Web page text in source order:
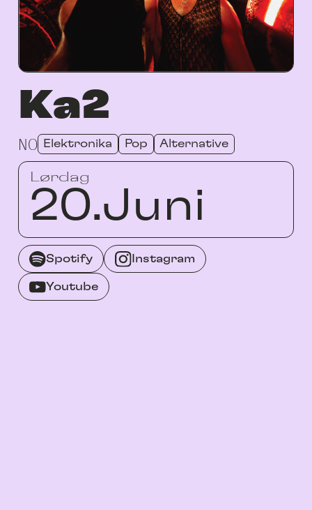
Ka2
NO Elektronika Pop Alternative
Lørdag
20.Juni
Spotify Instagram
Youtube